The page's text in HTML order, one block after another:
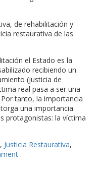
de rehabilitación y
restaurativa de las
el Estado es la
recibiendo un
(justicia de
real pasa a ser una
tanto, la importancia
una importancia
protagonistas: la víctima
, Justicia Restaurativa,